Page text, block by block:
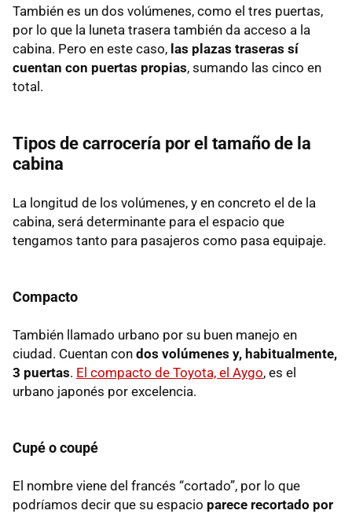
También es un dos volúmenes, como el tres puertas,
por lo que la luneta trasera también da acceso a la
cabina. Pero en este caso, las plazas traseras sí
cuentan con puertas propias, sumando las cinco en
total.
Tipos de carrocería por el tamaño de la
cabina
La longitud de los volúmenes, y en concreto el de la
cabina, será determinante para el espacio que
tengamos tanto para pasajeros como pasa equipaje.
Compacto
También llamado urbano por su buen manejo en
ciudad. Cuentan con dos volúmenes y, habitualmente,
3 puertas. El compacto de Toyota, el Aygo, es el
urbano japonés por excelencia.
Cupé o coupé
El nombre viene del francés “cortado”, por lo que
podríamos decir que su espacio parece recortado por